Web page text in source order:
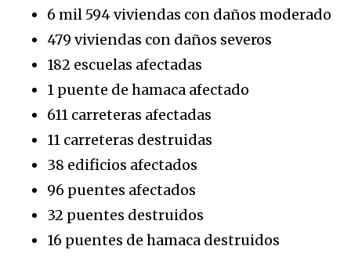
6 mil 594 viviendas con daños moderado
479 viviendas con daños severos
182 escuelas afectadas
1 puente de hamaca afectado
611 carreteras afectadas
11 carreteras destruidas
38 edificios afectados
96 puentes afectados
32 puentes destruidos
16 puentes de hamaca destruidos